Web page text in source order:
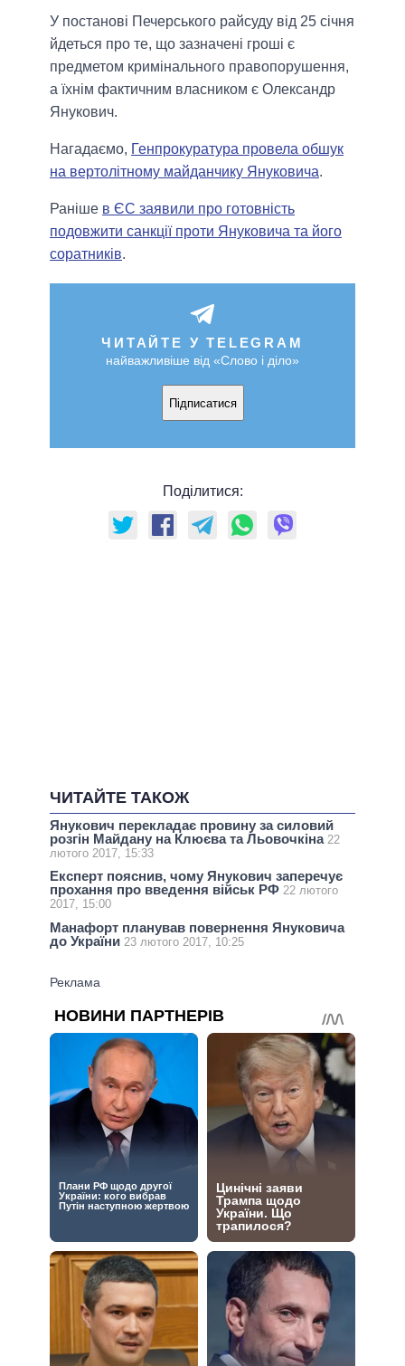
У постанові Печерського райсуду від 25 січня
йдеться про те, що зазначені гроші є
предметом кримінального правопорушення,
а їхнім фактичним власником є ​​Олександр
Янукович.
Нагадаємо, Генпрокуратура провела обшук
на вертолітному майданчику Януковича.
Раніше в ЄС заявили про готовність
подовжити санкції проти Януковича та його
соратників.
ЧИТАЙТЕ У TELEGRAM
найважливіше від «Слово і діло»
Підписатися
Поділитися:
ЧИТАЙТЕ ТАКОЖ
Янукович перекладає провину за силовий
розгін Майдану на Клюєва та Льовочкіна 22
лютого 2017, 15:33
Експерт пояснив, чому Янукович заперечує
прохання про введення військ РФ 22 лютого
2017, 15:00
Манафорт планував повернення Януковича
до України 23 лютого 2017, 10:25